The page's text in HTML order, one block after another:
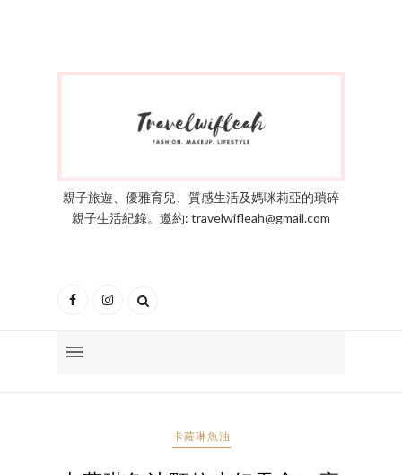
親子旅遊、優雅育兒、質感生活及媽咪莉亞的瑣碎
親子生活紀錄。邀約: travelwifleah@gmail.com
卡蘿琳魚油